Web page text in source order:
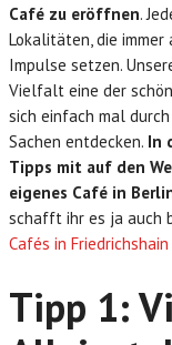
Café zu eröffnen.
Lokalitäten, die immer
Impulse setzen.
Vielfalt eine der
sich einfach mal
Sachen entdecken. In
Tipps mit auf den
eigenes Café in
schafft ihr es ja auch
Cafés in Friedrichshain
Tipp 1: